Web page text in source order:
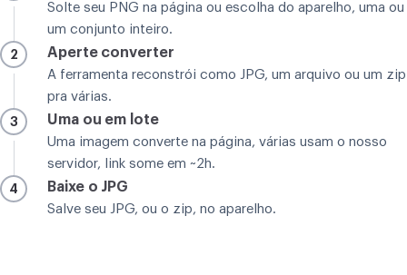
Solte seu PNG na página ou escolha do aparelho, uma ou
um conjunto inteiro.
2 Aperte converter
A ferramenta reconstrói como JPG, um arquivo ou um zip
pra várias.
3 Uma ou em lote
Uma imagem converte na página, várias usam o nosso
servidor, link some em ~2h.
4 Baixe o JPG
Salve seu JPG, ou o zip, no aparelho.